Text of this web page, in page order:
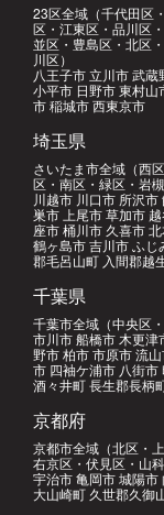
23区全域（千代田区
区・江東区・品川区
並区・豊島区・北区
川区）
八王子市 立川市 武
小平市 日野市 東村
市 稲城市 西東京市
埼玉県
さいたま市全域（西
区・南区・緑区・岩槻
川越市 川口市 所沢
巣市 上尾市 草加市
座市 桶川市 久喜市
鶴ヶ島市 吉川市 ふ
郡毛呂山町 入間郡越
千葉県
千葉市全域（中央区
市川市 船橋市 木更
野市 柏市 市原市 流
市 四袖ケ浦市 八街
酒々井町 長生郡長柄
京都府
京都市全域（北区・
右京区・伏見区・山
宇治市 亀岡市 城陽
大山崎町 久世郡久御